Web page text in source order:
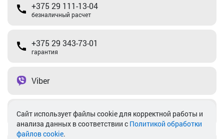
+375 29 111-13-04
безналичный расчет
+375 29 343-73-01
гарантия
Viber
Telegram
Cайт использует файлы cookie для корректной работы и
анализа данных в соответствии с Политикой обработки
файлов cookie.